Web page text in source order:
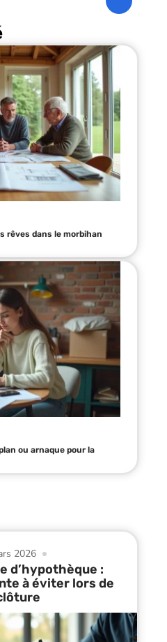
rêves dans le morbihan
ou arnaque pour la
2026
d’hypothèque :
à éviter lors de